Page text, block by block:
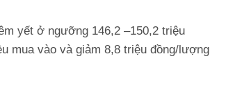
yết ở ngưỡng 146,2 –150,2 triệu
mua vào và giảm 8,8 triệu đồng/lượng